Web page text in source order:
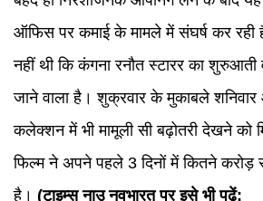
ऑफिस पर कमाई के मामले में संघर्ष कर रही
नहीं थी कि कंगना रनौत स्टारर का शुरुआती
जाने वाला है। शुक्रवार के मुकाबले शनिवार
कलेक्शन में भी मामूली सी बढ़ोतरी देखने
फिल्म ने अपने पहले 3 दिनों में कितने करोड़
है। (टाइम्स नाउ नवभारत पर इसे भी पढ़ें: